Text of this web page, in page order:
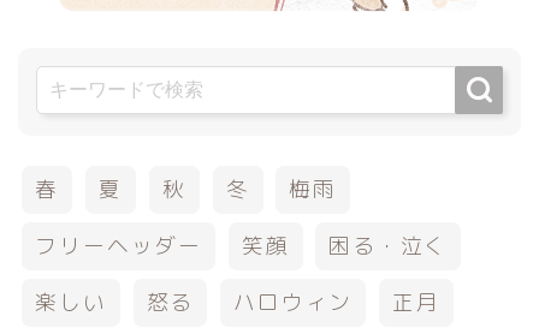
春 夏 秋 冬
梅雨
フリーヘッダー
笑顔
困る・泣く
楽しい
怒る ハロウィン
正月